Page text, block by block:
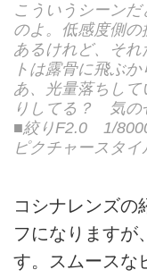
こういうシーン
のよ。低感度側
あるけれど、そ
トは露骨に飛ぶか
あ、光量落ちし
りしてる？ 気の
■絞りF2.0 1/
ピクチャースタ
コシナレンズの
フになりますが
す。スムースな